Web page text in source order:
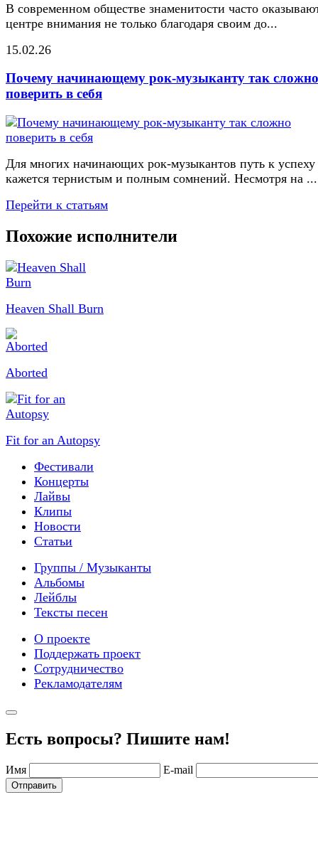
В современном обществе знаменитости часто
центре внимания не только благодаря своим до...
15.02.26
Почему начинающему рок-музыканту так сложно
поверить в себя
Для многих начинающих рок-музыкантов путь к успеху
кажется тернистым и полным сомнений. Несмотря на ...
Перейти к статьям
Похожие исполнители
Heaven Shall Burn
Aborted
Fit for an Autopsy
Фестивали
Концерты
Лайвы
Клипы
Новости
Статьи
Группы / Музыканты
Альбомы
Лейблы
Тексты песен
О проекте
Поддержать проект
Сотрудничество
Рекламодателям
Есть вопросы? Пишите нам!
Имя E-mail